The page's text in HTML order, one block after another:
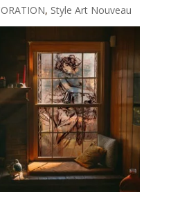
, Style Art Nouveau